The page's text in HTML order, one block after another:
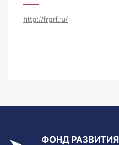
http://frprf.ru/
ФОНД РАЗВИТИЯ